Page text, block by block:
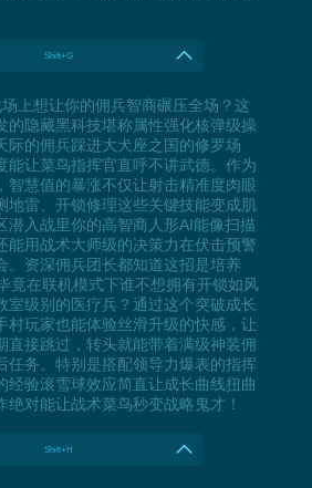
Shift+G
上想让你的佣兵智商碾压全场？这
的隐藏黑科技堪称属性强化核弹级操
际的佣兵踩进大犬座之国的修罗场
能让菜鸟指挥官直呼不讲武德。作为
智慧值的暴涨不仅让射击精准度肉眼
地雷、开锁修理这些关键技能变成肌
潜入战里你的高智商人形AI能像扫描
能用战术大师级的决策力在伏击预警
。资深佣兵团长都知道这招是培养
竟在联机模式下谁不想拥有开锁如风
室级别的医疗兵？通过这个突破成长
村玩家也能体验丝滑升级的快感，让
直接跳过，转头就能带着满级神装佣
任务。特别是搭配领导力爆表的指挥
经验滚雪球效应简直让成长曲线扭曲
绝对能让战术菜鸟秒变战略鬼才！
Shift+H